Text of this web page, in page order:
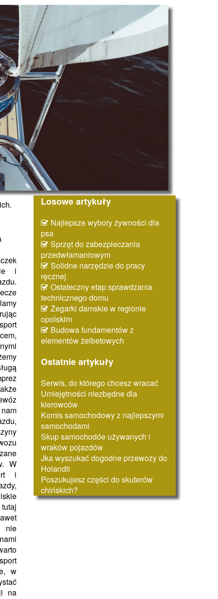
i
W
i
nie
w
na
Losowe artykuły
Najlepsze wybory żywności dla
psa
Sprzęt do zabezpieczania
przedwłamaniowym
Solidne narzędzie do pracy
ręcznej
Ostateczny etap sprawdzania
technicznego domu
Zegarki damskie w regionie
opolskim
Budowa fundamentów z
elementów żelbetowych
Ostatnie artykuły
Serwis, do którego chcesz wracać
Umiejętności niezbędne dla
kierowców
Komis samochodowy z najlepszymi
samochodami
Skup samochodóe używanych i
wraków pojazdów
Jka wyszukać dogodne przewozy do
Holandii
Poszukujesz części do skuterów
chińskich?